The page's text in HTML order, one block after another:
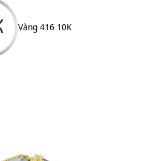
Vàng 416 10K